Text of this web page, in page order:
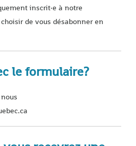
inscrit·e à notre
de vous désabonner en
le formulaire?